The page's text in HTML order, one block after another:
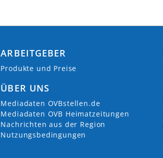
ARBEITGEBER
Produkte und Preise
ÜBER UNS
Mediadaten OVBstellen.de
Mediadaten OVB Heimatzeitungen
Nachrichten aus der Region
Nutzungsbedingungen